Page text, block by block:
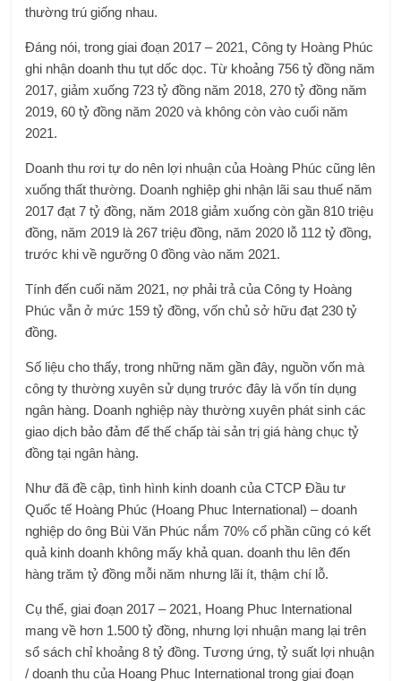
thường trú giống nhau.
Đáng nói, trong giai đoạn 2017 – 2021, Công ty Hoàng Phúc
ghi nhận doanh thu tụt dốc dọc. Từ khoảng 756 tỷ đồng năm
2017, giảm xuống 723 tỷ đồng năm 2018, 270 tỷ đồng năm
2019, 60 tỷ đồng năm 2020 và không còn vào cuối năm
2021.
Doanh thu rơi tự do nên lợi nhuận của Hoàng Phúc cũng lên
xuống thất thường. Doanh nghiệp ghi nhận lãi sau thuế năm
2017 đạt 7 tỷ đồng, năm 2018 giảm xuống còn gần 810 triệu
đồng, năm 2019 là 267 triệu đồng, năm 2020 lỗ 112 tỷ đồng,
trước khi về ngưỡng 0 đồng vào năm 2021.
Tính đến cuối năm 2021, nợ phải trả của Công ty Hoàng
Phúc vẫn ở mức 159 tỷ đồng, vốn chủ sở hữu đạt 230 tỷ
đồng.
Số liệu cho thấy, trong những năm gần đây, nguồn vốn mà
công ty thường xuyên sử dụng trước đây là vốn tín dụng
ngân hàng. Doanh nghiệp này thường xuyên phát sinh các
giao dịch bảo đảm để thế chấp tài sản trị giá hàng chục tỷ
đồng tại ngân hàng.
Như đã đề cập, tình hình kinh doanh của CTCP Đầu tư
Quốc tế Hoàng Phúc (Hoang Phuc International) – doanh
nghiệp do ông Bùi Văn Phúc nắm 70% cổ phần cũng có kết
quả kinh doanh không mấy khả quan. doanh thu lên đến
hàng trăm tỷ đồng mỗi năm nhưng lãi ít, thậm chí lỗ.
Cụ thể, giai đoạn 2017 – 2021, Hoang Phuc International
mang về hơn 1.500 tỷ đồng, nhưng lợi nhuận mang lại trên
sổ sách chỉ khoảng 8 tỷ đồng. Tương ứng, tỷ suất lợi nhuận
/ doanh thu của Hoang Phuc International trong giai đoạn